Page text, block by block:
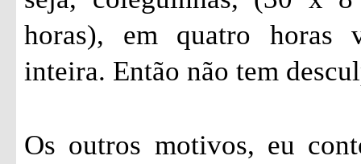
horas), em quatro horas
inteira. Então não tem
Os outros motivos, eu